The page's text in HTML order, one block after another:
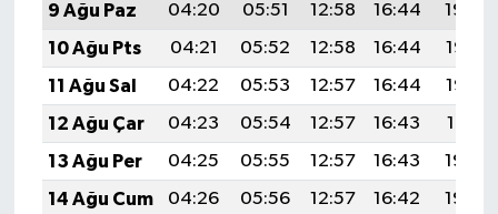
9 Ağu Paz
04:20 05:51 12:58 16:44
19:54
10 Ağu Pts
04:21 05:52 12:58 16:44
19:53
11 Ağu Sal
04:22 05:53 12:57 16:44
19:52
12 Ağu Çar
04:23 05:54 12:57 16:43
19:51
13 Ağu Per
04:25 05:55 12:57 16:43
19:50
14 Ağu Cum
04:26 05:56 12:57 16:42
19:48